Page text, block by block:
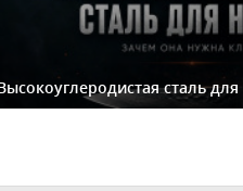
сталь